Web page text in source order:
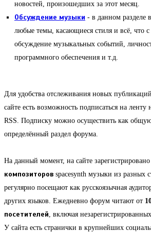
новостей, произошедших за этот месяц.
Обсуждение музыки - в данном разделе
любые темы, касающиеся стиля и всё, что
обсуждение музыкальных событий,
программного обеспечения и т.д.
Для удобства отслеживания новых
сайте есть возможность подписаться на
RSS. Подписку можно осуществить как
определённый раздел форума.
На данный момент, на сайте зарегистрировано
композиторов spacesynth музыки из разных
регулярно посещают как русскоязычная
других языков. Ежедневно форум читают от
посетителей , включая
У сайта есть странички в крупнейших